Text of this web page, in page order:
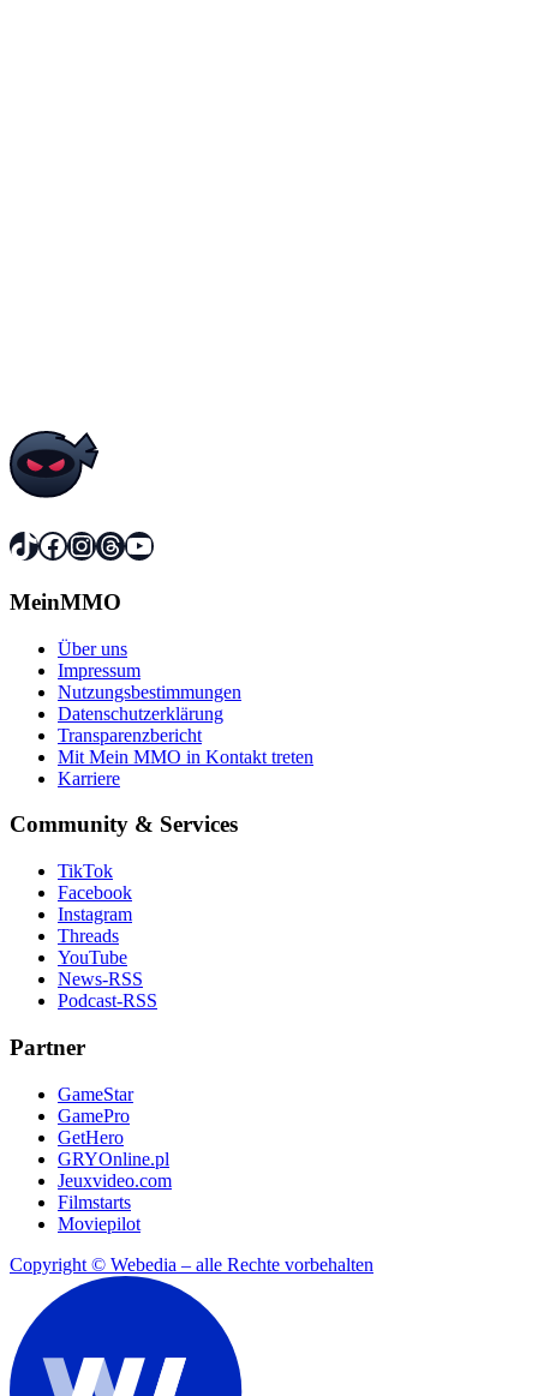
TikTok
Facebook
Instagram
Threads
YouTube
MeinMMO
Über uns
Impressum
Nutzungsbestimmungen
Datenschutzerklärung
Transparenzbericht
Mit Mein MMO in Kontakt treten
Karriere
Community & Services
TikTok
Facebook
Instagram
Threads
YouTube
News-RSS
Podcast-RSS
Partner
GameStar
GamePro
GetHero
GRYOnline.pl
Jeuxvideo.com
Filmstarts
Moviepilot
Copyright © Webedia – alle Rechte vorbehalten